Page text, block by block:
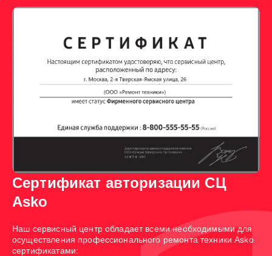
Сертификат авторизации СЦ
Asko
Наш сервисный центр обладает всеми необходимыми для
осуществления профессионального ремонта техники Asko
сертификатами: